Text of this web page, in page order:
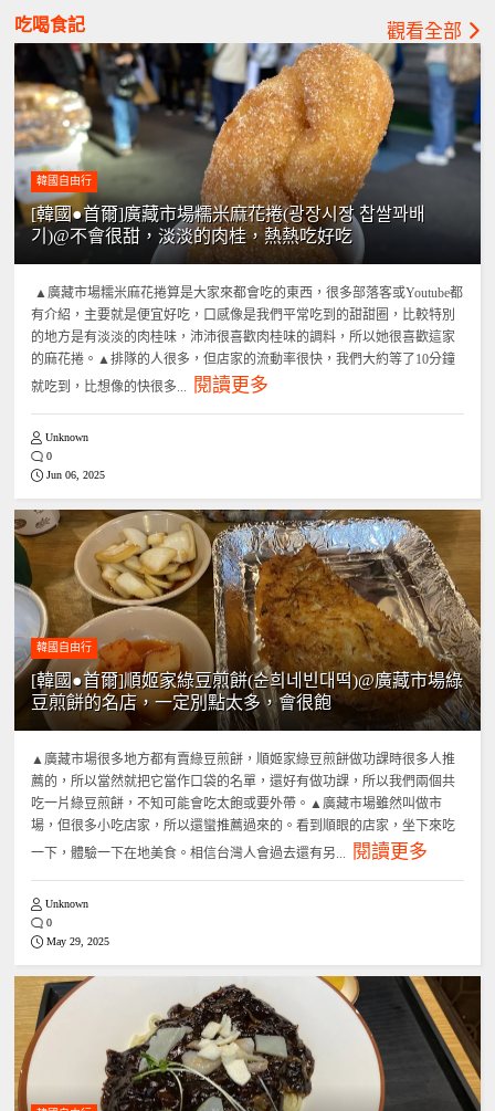
吃喝食記 觀看全部
韓國自由行
[韓國●首爾]廣藏市場糯米麻花捲(광장시장 찹쌀꽈배
기)@不會很甜，淡淡的肉桂，熱熱吃好吃
▲廣藏市場糯米麻花捲算是大家來都會吃的東西，很多部落客或Youtube都
有介紹，主要就是便宜好吃，口感像是我們平常吃到的甜甜圈，比較特別
的地方是有淡淡的肉桂味，沛沛很喜歡肉桂味的調料，所以她很喜歡這家
的麻花捲。▲排隊的人很多，但店家的流動率很快，我們大約等了10分鐘
就吃到，比想像的快很多...
閱讀更多
Unknown
0
Jun 06, 2025
韓國自由行
[韓國●首爾]順姬家綠豆煎餅(순희네빈대떡)@廣藏市場綠
豆煎餅的名店，一定別點太多，會很飽
▲廣藏市場很多地方都有賣綠豆煎餅，順姬家綠豆煎餅做功課時很多人推
薦的，所以當然就把它當作口袋的名單，還好有做功課，所以我們兩個共
吃一片綠豆煎餅，不知可能會吃太飽或要外帶。▲廣藏市場雖然叫做市
場，但很多小吃店家，所以還蠻推薦過來的。看到順眼的店家，坐下來吃
一下，體驗一下在地美食。相信台灣人會過去還有另...
閱讀更多
Unknown
0
May 29, 2025